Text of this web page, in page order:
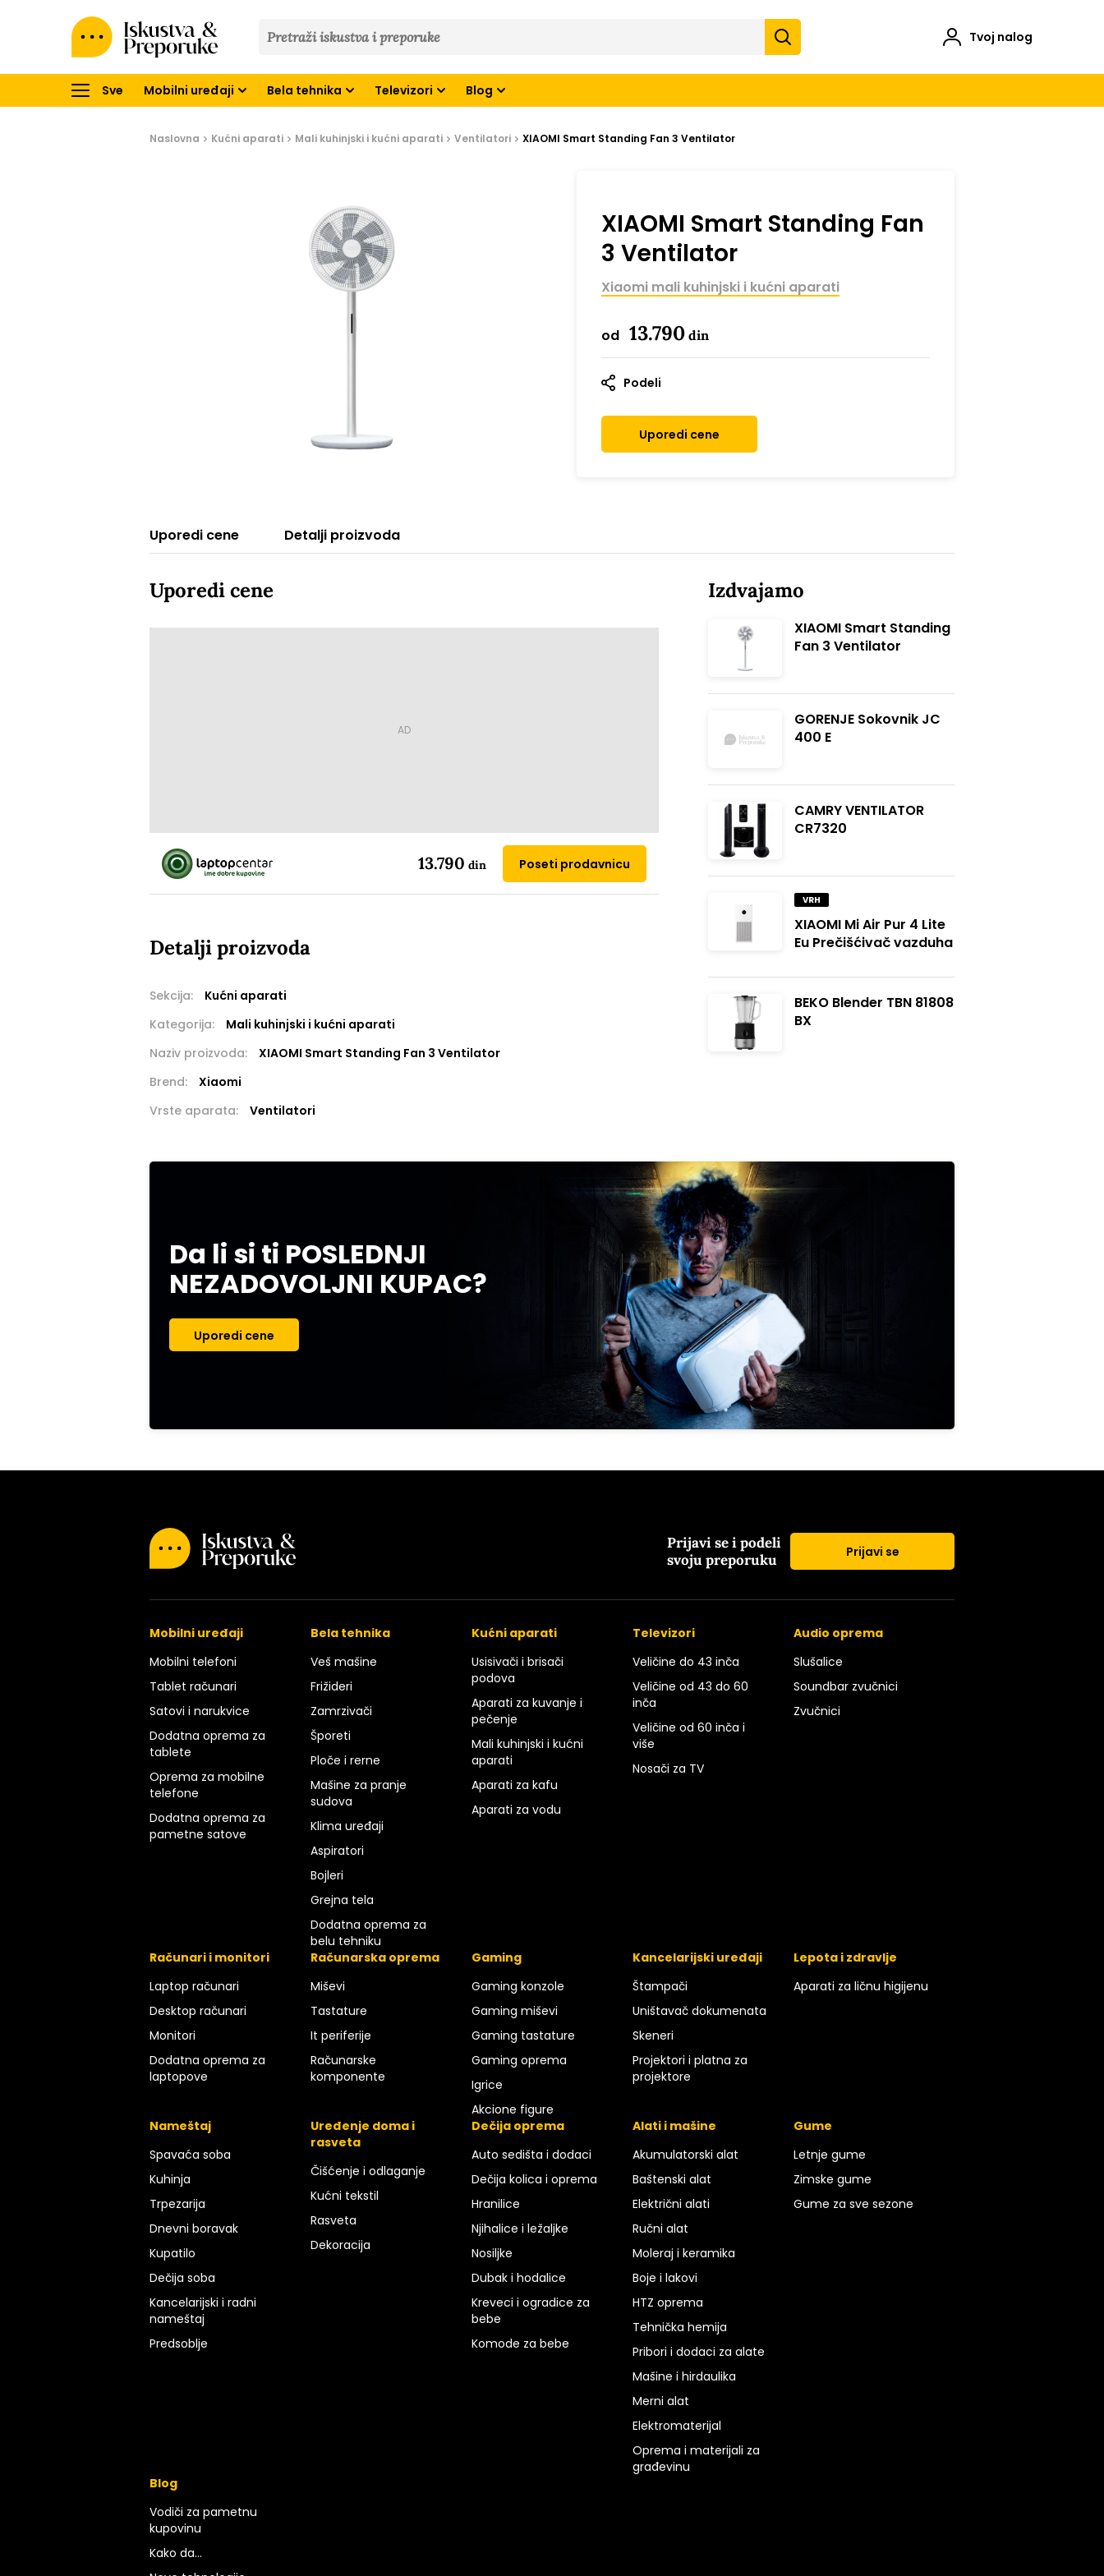
&
Tvoj nalog
Sve Mobilni uređaji Bela tehnika Televizori Blog
Naslovna Kućni aparati Mali kuhinjski i kućni aparati Ventilatori XIAOMI Smart Standing Fan 3 Ventilator
XIAOMI Smart Standing Fan
3 Ventilator
Xiaomi mali kuhinjski i kućni aparati
od 13.790 din
Podeli
Uporedi cene
Uporedi cene Detalji proizvoda
Uporedi cene
13.790 din Poseti prodavnicu
Detalji proizvoda
Sekcija:
Kućni aparati
Kategorija:
Mali kuhinjski i kućni aparati
Naziv proizvoda:
XIAOMI Smart Standing Fan 3 Ventilator
Brend:
Xiaomi
Vrste aparata:
Ventilatori
Izdvajamo
XIAOMI Smart Standing
Fan 3 Ventilator
GORENJE Sokovnik JC
400 E
CAMRY VENTILATOR
CR7320
VRH
XIAOMI Mi Air Pur 4 Lite
Eu Prečišćivač vazduha
BEKO Blender TBN 81808
BX
Da li si ti POSLEDNJI
NEZADOVOLJNI KUPAC?
Uporedi cene
Prijavi se i podeli
svoju preporuku
Prijavi se
Mobilni uređaji
Mobilni telefoni
Tablet računari
Satovi i narukvice
Dodatna oprema za
tablete
Oprema za mobilne
telefone
Dodatna oprema za
pametne satove
Bela tehnika
Veš mašine
Frižideri
Zamrzivači
Šporeti
Ploče i rerne
Mašine za pranje
sudova
Klima uređaji
Aspiratori
Bojleri
Grejna tela
Dodatna oprema za
belu tehniku
Kućni aparati
Usisivači i brisači
podova
Aparati za kuvanje i
pečenje
Mali kuhinjski i kućni
aparati
Aparati za kafu
Aparati za vodu
Televizori
Veličine do 43 inča
Veličine od 43 do 60
inča
Veličine od 60 inča i
više
Nosači za TV
Audio oprema
Slušalice
Soundbar zvučnici
Zvučnici
Računari i monitori
Laptop računari
Desktop računari
Monitori
Dodatna oprema za
laptopove
Računarska oprema
Miševi
Tastature
It periferije
Računarske
komponente
Gaming
Gaming konzole
Gaming miševi
Gaming tastature
Gaming oprema
Igrice
Akcione figure
Kancelarijski uređaji
Štampači
Uništavač dokumenata
Skeneri
Projektori i platna za
projektore
Lepota i zdravlje
Aparati za ličnu higijenu
Nameštaj
Spavaća soba
Kuhinja
Trpezarija
Dnevni boravak
Kupatilo
Dečija soba
Kancelarijski i radni
nameštaj
Predsoblje
Uređenje doma i
rasveta
Čišćenje i odlaganje
Kućni tekstil
Rasveta
Dekoracija
Dečija oprema
Auto sedišta i dodaci
Dečija kolica i oprema
Hranilice
Njihalice i ležaljke
Nosiljke
Dubak i hodalice
Kreveci i ogradice za
bebe
Komode za bebe
Alati i mašine
Akumulatorski alat
Baštenski alat
Električni alati
Ručni alat
Moleraj i keramika
Boje i lakovi
HTZ oprema
Tehnička hemija
Pribori i dodaci za alate
Mašine i hirdaulika
Merni alat
Elektromaterijal
Oprema i materijali za
građevinu
Gume
Letnje gume
Zimske gume
Gume za sve sezone
Blog
Vodiči za pametnu
kupovinu
Kako da...